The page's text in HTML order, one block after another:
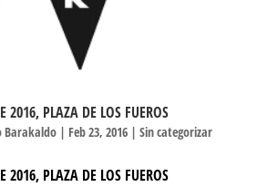
2016, PLAZA DE LOS FUEROS
Barakaldo| Feb 23, 2016| Sin categorizar
2016, PLAZA DE LOS FUEROS